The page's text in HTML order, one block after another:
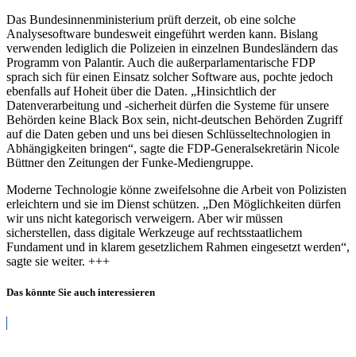
Das Bundesinnenministerium prüft derzeit, ob eine solche
Analysesoftware bundesweit eingeführt werden kann. Bislang
verwenden lediglich die Polizeien in einzelnen Bundesländern das
Programm von Palantir. Auch die außerparlamentarische FDP
sprach sich für einen Einsatz solcher Software aus, pochte jedoch
ebenfalls auf Hoheit über die Daten. „Hinsichtlich der
Datenverarbeitung und -sicherheit dürfen die Systeme für unsere
Behörden keine Black Box sein, nicht-deutschen Behörden Zugriff
auf die Daten geben und uns bei diesen Schlüsseltechnologien in
Abhängigkeiten bringen“, sagte die FDP-Generalsekretärin Nicole
Büttner den Zeitungen der Funke-Mediengruppe.
Moderne Technologie könne zweifelsohne die Arbeit von Polizisten
erleichtern und sie im Dienst schützen. „Den Möglichkeiten dürfen
wir uns nicht kategorisch verweigern. Aber wir müssen
sicherstellen, dass digitale Werkzeuge auf rechtsstaatlichem
Fundament und in klarem gesetzlichem Rahmen eingesetzt werden“,
sagte sie weiter. +++
Das könnte Sie auch interessieren